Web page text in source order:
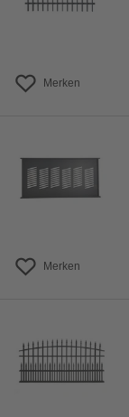
Merken
Merken